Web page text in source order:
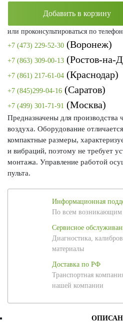
Добавить в корзину
или проконсультироваться по
+7 (473) 229-52-30 (Воронеж)
+7 (863) 309-00-13 (Ростов-на-
+7 (861) 217-61-04 (Краснодар)
+7 (845)299-04-16 (Саратов)
+7 (499) 301-71-91 (Москва)
Предназначены для производства
воздуха. Оборудование
компактные размеры,
и вибраций, поэтому не требует
монтажа. Управление работой
пульта.
Информационная
По всем возникающим
Сервисное
Диагностика,
материалы
Доставка по РФ
Транспортная
нашей компании